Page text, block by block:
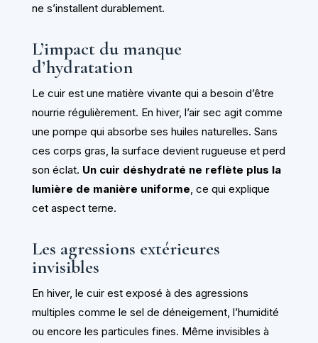
ne s’installent durablement.
L’impact du manque
d’hydratation
Le cuir est une matière vivante qui a besoin d’être
nourrie régulièrement. En hiver, l’air sec agit comme
une pompe qui absorbe ses huiles naturelles. Sans
ces corps gras, la surface devient rugueuse et perd
son éclat. Un cuir déshydraté ne reflète plus la
lumière de manière uniforme , ce qui explique
cet aspect terne.
Les agressions extérieures
invisibles
En hiver, le cuir est exposé à des agressions
multiples comme le sel de déneigement, l’humidité
ou encore les particules fines. Même invisibles à